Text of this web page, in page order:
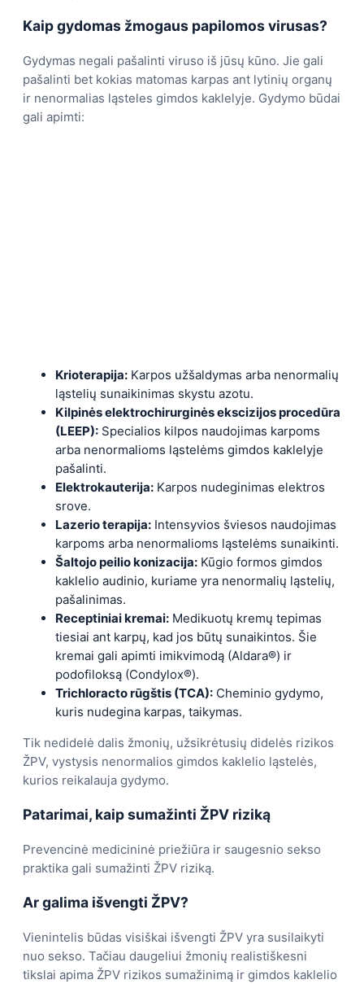
Kaip gydomas žmogaus papilomos virusas?
Gydymas negali pašalinti viruso iš jūsų kūno. Jie gali
pašalinti bet kokias matomas karpas ant lytinių organų
ir nenormalias ląsteles gimdos kaklelyje. Gydymo būdai
gali apimti:
Krioterapija: Karpos užšaldymas arba nenormalių
ląstelių sunaikinimas skystu azotu.
Kilpinės elektrochirurginės ekscizijos procedūra
(LEEP): Specialios kilpos naudojimas karpoms
arba nenormalioms ląstelėms gimdos kaklelyje
pašalinti.
Elektrokauterija: Karpos nudeginimas elektros
srove.
Lazerio terapija: Intensyvios šviesos naudojimas
karpoms arba nenormalioms ląstelėms sunaikinti.
Šaltojo peilio konizacija: Kūgio formos gimdos
kaklelio audinio, kuriame yra nenormalių ląstelių,
pašalinimas.
Receptiniai kremai: Medikuotų kremų tepimas
tiesiai ant karpų, kad jos būtų sunaikintos. Šie
kremai gali apimti imikvimodą (Aldara®) ir
podofiloksą (Condylox®).
Trichloracto rūgštis (TCA): Cheminio gydymo,
kuris nudegina karpas, taikymas.
Tik nedidelė dalis žmonių, užsikrėtusių didelės rizikos
ŽPV, vystysis nenormalios gimdos kaklelio ląstelės,
kurios reikalauja gydymo.
Patarimai, kaip sumažinti ŽPV riziką
Prevencinė medicininė priežiūra ir saugesnio sekso
praktika gali sumažinti ŽPV riziką.
Ar galima išvengti ŽPV?
Vienintelis būdas visiškai išvengti ŽPV yra susilaikyti
nuo sekso. Tačiau daugeliui žmonių realistiškesni
tikslai apima ŽPV rizikos sumažinimą ir gimdos kaklelio